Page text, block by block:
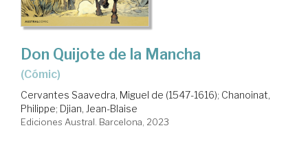
Don Quijote de la Mancha
(cómic)
Cervantes Saavedra, Miguel de (1547-1616); Chanoinat,
Philippe; Djian, Jean-Blaise
Ediciones Austral. Barcelona, 2023